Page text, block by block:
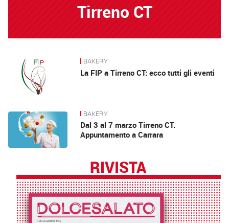
Tirreno CT
News BAKERY
La FIP a Tirreno CT: ecco tutti gli eventi
BAKERY
Dal 3 al 7 marzo Tirreno CT.
Appuntamento a Carrara
RIVISTA